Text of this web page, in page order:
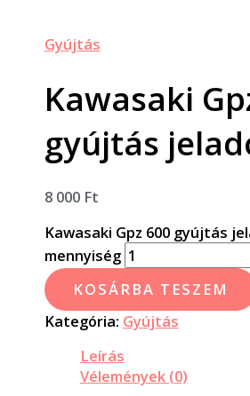
Gyújtás
Kawasaki
gyújtás
8 000 Ft
Kawasaki Gpz 600 gyújtás
mennyiség
KOSÁRBA TESZEM
Kategória: Gyújtás
Leírás
Vélemények (0)